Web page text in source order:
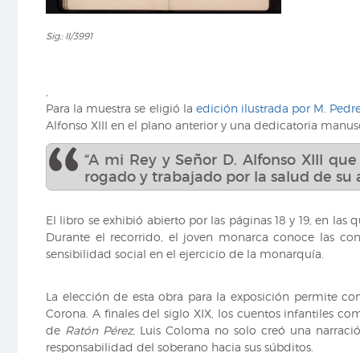
II/3991
Sig.: II/3991
Para la muestra se eligió la edición ilustrada por M.
Alfonso XIII en el plano anterior y una dedicatoria
“A mi Rey y Señor D. Alfonso XIII
rogado y trabajado por la salud de su
El libro se exhibió abierto por las páginas 18 y 19, en
Durante el recorrido, el joven monarca conoce las
sensibilidad social en el ejercicio de la monarquía.
La elección de esta obra para la exposición permite
Corona. A finales del siglo XIX, los cuentos infantiles
de Ratón Pérez, Luis Coloma no solo creó una
responsabilidad del soberano hacia sus súbditos.